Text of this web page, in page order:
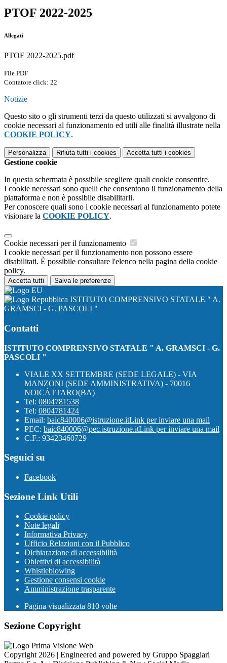
PTOF 2022-2025
Allegati
PTOF 2022-2025.pdf
File PDF
Contatore click: 22
Notizie
Questo sito o gli strumenti terzi da questo utilizzati si avvalgono di
cookie necessari al funzionamento ed utili alle finalità illustrate nella
COOKIE POLICY.
Personalizza Rifiuta tutti i cookies Accetta tutti i cookies
Gestione cookie
In questa schermata è possibile scegliere quali cookie consentire.
I cookie necessari sono quelli che consentono il funzionamento della
piattaforma e non è possibile disabilitarli.
Per conoscere quali sono i cookie necessari al funzionamento potete
visionare la COOKIE POLICY.
Cookie necessari per il funzionamento
I cookie necessari per il funzionamento non possono essere
disabilitati. È possibile consultare l'elenco nella pagina della cookie
policy.
Accetta tutti Salva le preferenze
ISTITUTO COMPRENSIVO STATALE " A.
GRAMSCI - G. PASCOLI "
Contatti
ISTITUTO COMPRENSIVO STATALE " A. GRAMSCI - G.
PASCOLI "
VIALE XX SETTEMBRE (SEDE LEGALE) - VIA
MANZONI (SEDE AMMINISTRATIVA) - 70016
NOICÀTTARO(BA)
Tel: 0804781538
Tel: 0804781424
Email: baic840006@istruzione.itLink per inviare una mail
PEC: baic840006@pec.istruzione.itLink per inviare una mail
C.F.: 93423460729
Seguici su
Facebook
Sezione Link Utili
Cookie policy
Note legali
Informativa Privacy
Ufficio Relazioni con il Pubblico
Dichiarazione di accessibilità
Obiettivi di accessibilità
Whistleblowing
Gestione consensi cookie
Amministrazione trasparente
Pagina visualizzata 810 volte
Sezione Copyright
Copyright 2026 | Engineered and powered by Gruppo Spaggiari